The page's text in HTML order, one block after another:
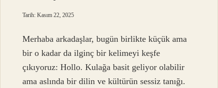
Tarih: Kasım 22, 2025
Merhaba arkadaşlar, bugün birlikte küçük ama
bir o kadar da ilginç bir kelimeyi keşfe
çıkıyoruz: Hollo. Kulağa basit geliyor olabilir
ama aslında bir dilin ve kültürün sessiz tanığı.